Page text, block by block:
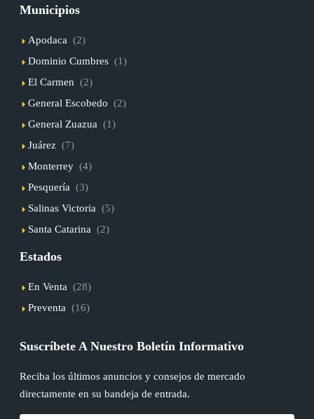
Municipios
Apodaca (2)
Dominio Cumbres (1)
El Carmen (2)
General Escobedo (2)
General Zuazua (1)
Juárez (7)
Monterrey (4)
Pesquería (3)
Salinas Victoria (5)
Santa Catarina (2)
Estados
En Venta (28)
Preventa (16)
Suscríbete A Nuestro Boletín Informativo
Reciba los últimos anuncios y consejos de mercado
directamente en su bandeja de entrada.